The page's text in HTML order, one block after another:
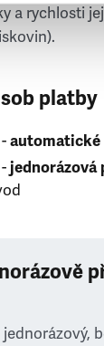
a rychlosti
platby
automatické
jednorázová
jednorázový,